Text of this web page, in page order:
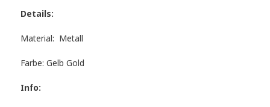
Details:
Material: Metall
Farbe: Gelb Gold
Info: